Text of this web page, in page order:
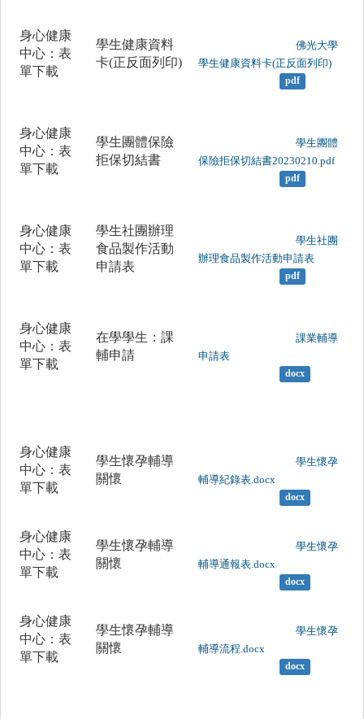
身心健康
中心：表
單下載
學生健康資料
卡(正反面列印)
學生健康資料卡(正反面列印)
pdf
身心健康
中心：表
單下載
學生團體保險
拒保切結書
保險拒保切結書20230210.pdf
pdf
身心健康
中心：表
單下載
學生社團辦理
食品製作活動
申請表
辦理食品製作活動申請表
pdf
身心健康
中心：表
單下載
在學學生：課
輔申請
申請表
docx
身心健康
中心：表
單下載
學生懷孕輔導
關懷
輔導紀錄表.docx
docx
身心健康
中心：表
單下載
學生懷孕輔導
關懷
輔導通報表.docx
docx
身心健康
中心：表
單下載
學生懷孕輔導
關懷
輔導流程.docx
docx